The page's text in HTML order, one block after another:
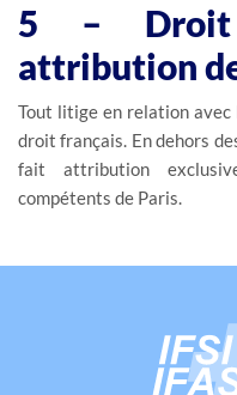
5 – Droit
attribution
Tout litige en relation avec
droit français. En dehors
fait attribution
compétents de Paris.